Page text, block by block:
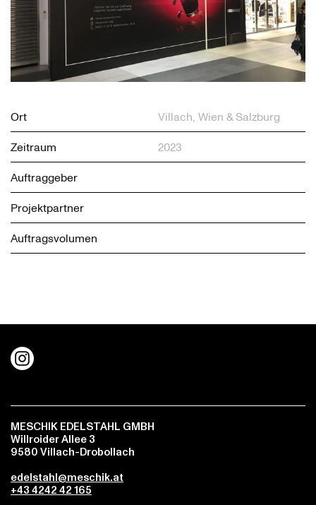
Ort
Villach, Wien & Salzburg
Zeitraum
2023
Auftraggeber
Projektpartner
Auftragsvolumen
MESCHIK EDELSTAHL GMBH
Willroider Allee 3
9580 Villach-Drobollach
edelstahl@meschik.at
+43 4242 42 165